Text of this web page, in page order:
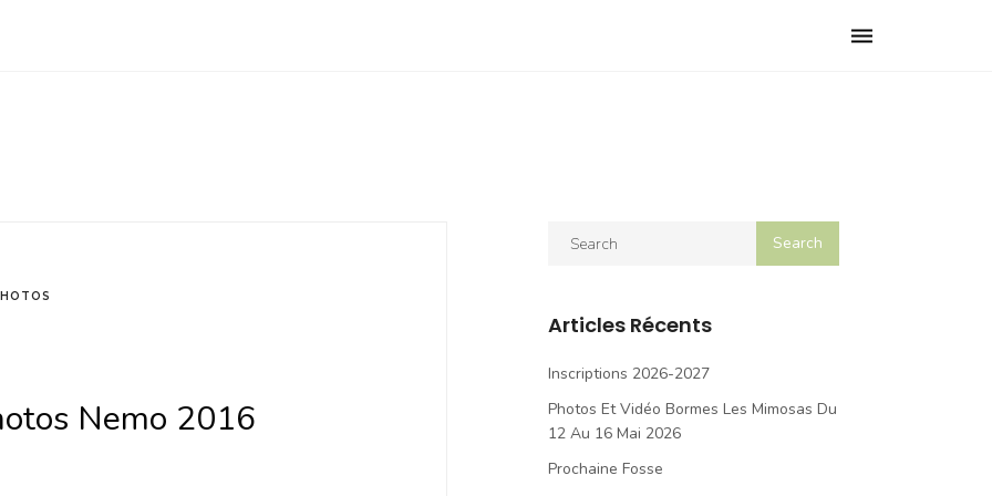
Toggle
Nemo 2016
Articles Récents
Inscriptions 2026-2027
Photos Et Vidéo Bormes Les Mimosas Du
12 Au 16 Mai 2026
Prochaine Fosse